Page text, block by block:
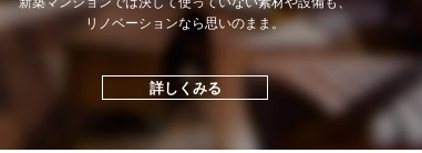
リノベーションなら思いのまま。
詳しくみる